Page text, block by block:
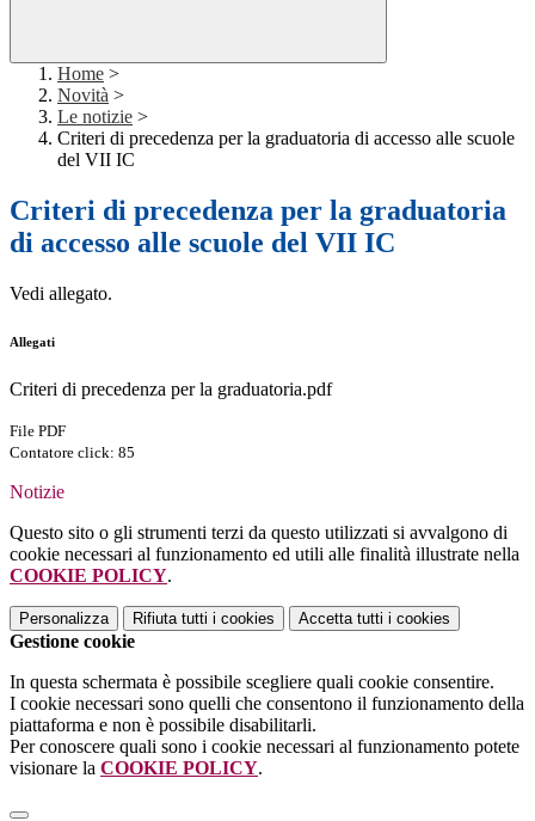
Home >
Novità >
Le notizie >
Criteri di precedenza per la graduatoria di accesso alle scuole
del VII IC
Criteri di precedenza per la graduatoria
di accesso alle scuole del VII IC
Vedi allegato.
Allegati
Criteri di precedenza per la graduatoria.pdf
File PDF
Contatore click: 85
Notizie
Questo sito o gli strumenti terzi da questo utilizzati si avvalgono di
cookie necessari al funzionamento ed utili alle finalità illustrate nella
COOKIE POLICY.
Personalizza Rifiuta tutti i cookies Accetta tutti i cookies
Gestione cookie
In questa schermata è possibile scegliere quali cookie consentire.
I cookie necessari sono quelli che consentono il funzionamento della
piattaforma e non è possibile disabilitarli.
Per conoscere quali sono i cookie necessari al funzionamento potete
visionare la COOKIE POLICY.